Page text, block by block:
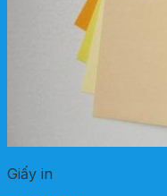
Giấy in